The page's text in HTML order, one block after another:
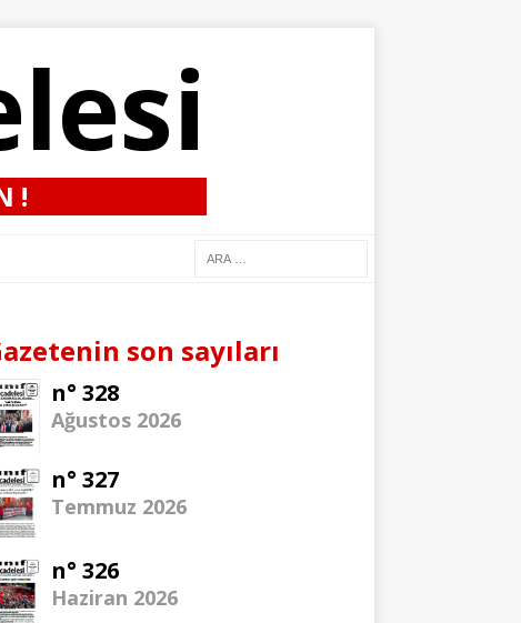
!
son sayıları
n° 328
Ağustos 2026
n° 327
Temmuz 2026
n° 326
Haziran 2026